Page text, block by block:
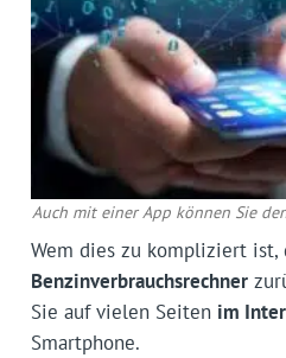
Auch mit einer App können Sie
Wem dies zu kompliziert ist,
Benzinverbrauchsrechner
Sie auf vielen Seiten im
Smartphone.